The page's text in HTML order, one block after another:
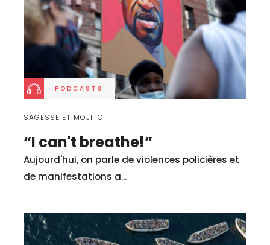
PODCASTS
SAGESSE ET MOJITO
“I can't breathe!”
Aujourd'hui, on parle de violences policières et
de manifestations a...